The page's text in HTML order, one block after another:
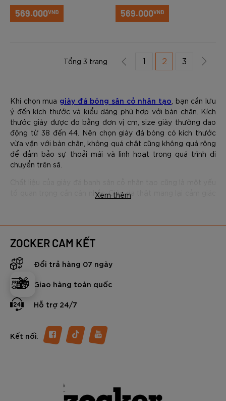
🎁
569.000VNĐ 569.000VNĐ
Tổng 3 trang 1 2 3
Khi chọn mua giày đá bóng sân cỏ nhân tạo , bạn cần lưu
ý đến kích thước và kiểu dáng phù hợp với bàn chân. Kích
thước giày được đo bằng đơn vị cm, size giày thường dao
động từ 38 đến 44. Nên chọn giày đá bóng có kích thước
vừa vặn với bàn chân, không quá chật cũng không quá rộng
để đảm bảo sự thoải mái và linh hoạt trong quá trình di
chuyển trên sâ.
Chất liệu của giày đá banh sân cỏ nhân tạo cũng là một yếu
tố quan trọng cần cân nhắc. Giày da thật mang lại cảm giác
hơn, nhưng độ bền và cảm giác bóng có thể không bằng
Cấu tạo của giày đá bóng sân cỏ nhân
tạo
Xem thêm
ZOCKER CAM KẾT
Đổi trả hàng 07 ngày
Giao hàng toàn quốc
Hỗ trợ 24/7
Kết nối: